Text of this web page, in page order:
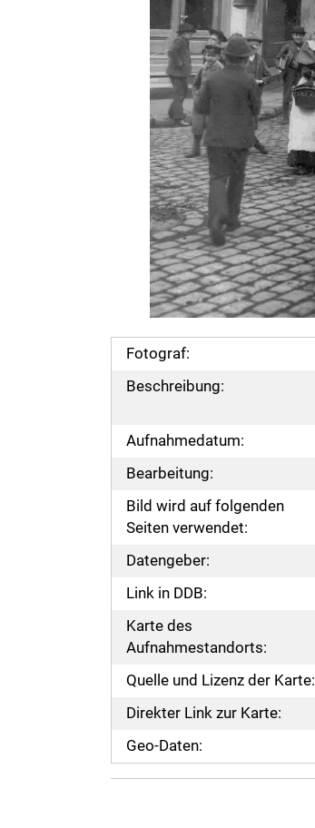
Fotograf:
Beschreibung:
Aufnahmedatum:
Bearbeitung:
Bild wird auf folgenden
Seiten verwendet:
Datengeber:
Link in DDB:
Karte des
Aufnahmestandorts:
Quelle und Lizenz der Karte:
Direkter Link zur Karte:
Geo-Daten: